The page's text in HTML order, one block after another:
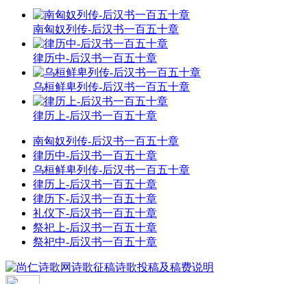
南匈奴列传-后汉书一百五十章
律历中-后汉书一百五十章
乌桓鲜卑列传-后汉书一百五十章
律历上-后汉书一百五十章
南匈奴列传-后汉书一百五十章
律历中-后汉书一百五十章
乌桓鲜卑列传-后汉书一百五十章
律历上-后汉书一百五十章
律历下-后汉书一百五十章
礼仪下-后汉书一百五十章
祭祀上-后汉书一百五十章
祭祀中-后汉书一百五十章